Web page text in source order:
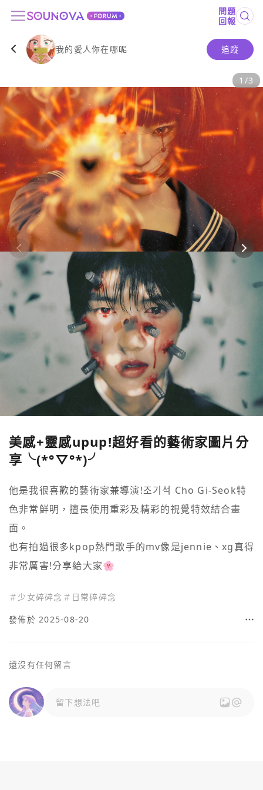
問題
回報
1 /3
我的愛人你在哪呢 追蹤
美感+靈感upup!超好看的藝術家圖片分
享╰(*°▽°*)╯
他是我很喜歡的藝術家兼導演!조기석 Cho Gi-Seok特
色非常鮮明，擅長使用重彩及精彩的視覺特效結合畫
面。
也有拍過很多kpop熱門歌手的mv像是jennie、xg真得
非常厲害!分享給大家🌸
＃ 少女碎碎念 ＃ 日常碎碎念
發佈於 2025-08-20
還沒有任何留言
留下想法吧